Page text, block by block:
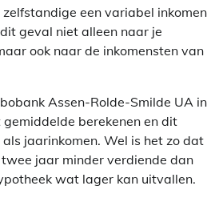
een variabel inkomen
geval niet alleen naar je
ook naar de inkomensten van
Assen-Rolde-Smilde UA in
berekenen en dit
jaarinkomen. Wel is het zo dat
jaar minder verdiende dan
wat lager kan uitvallen.